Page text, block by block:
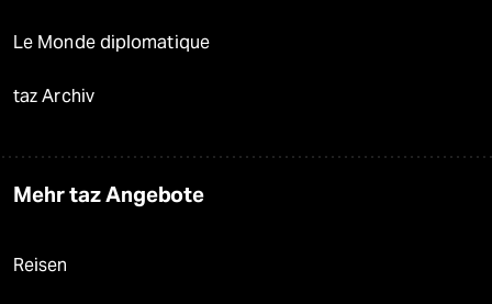
Le Monde diplomatique
taz Archiv
Mehr taz Angebote
Reisen